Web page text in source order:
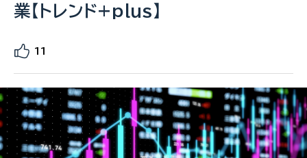
業【トレンド+plus】
11